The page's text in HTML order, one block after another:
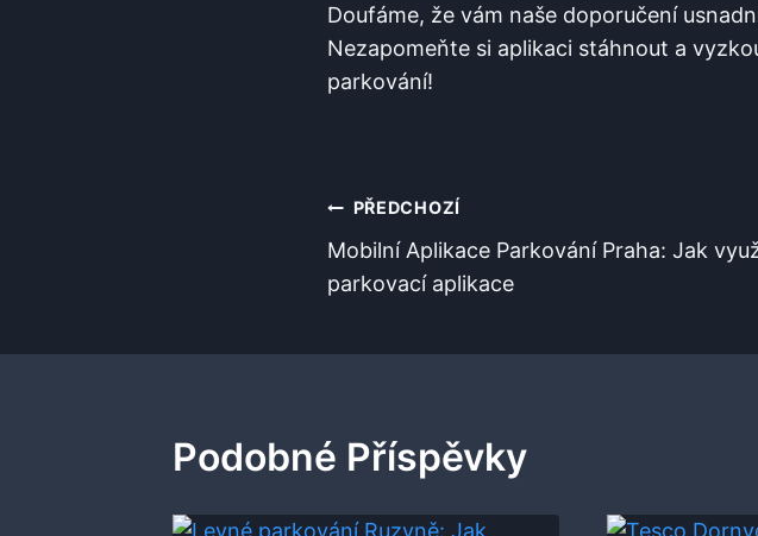
Doufáme, že vám naše ‍doporučení‌
Nezapomeňte si aplikaci stáhnout a
parkování!
Navigace
Pro
PŘEDCHOZÍ
Mobilní Aplikace Parkování Praha: Jak
parkovací aplikace
Podobné Příspěvky